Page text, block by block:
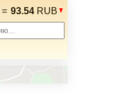
= 93.54 RUB